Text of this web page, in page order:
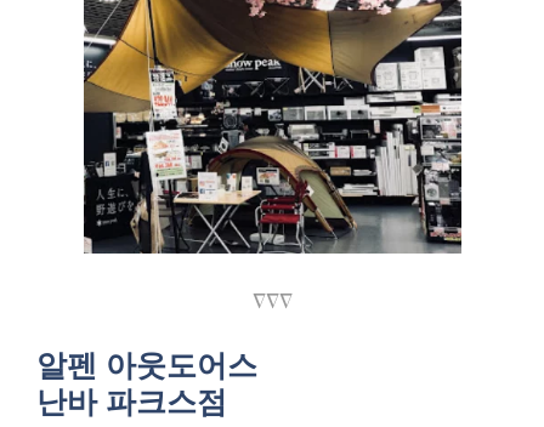
∇∇∇
알펜 아웃도어스
난바 파크스점